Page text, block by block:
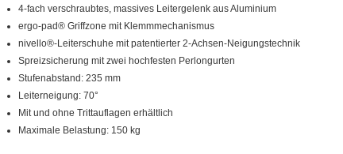
4-fach verschraubtes, massives Leitergelenk aus Aluminium
ergo-pad® Griffzone mit Klemmmechanismus
nivello®-Leiterschuhe mit patentierter 2-Achsen-Neigungstechnik
Spreizsicherung mit zwei hochfesten Perlongurten
Stufenabstand: 235 mm
Leiterneigung: 70°
Mit und ohne Trittauflagen erhältlich
Maximale Belastung: 150 kg